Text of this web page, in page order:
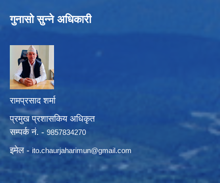
गुनासो सुन्ने अधिकारी
रामप्रसाद शर्मा
प्रमुख प्रशासकिय अधिकृत
सम्पर्क नं. - 9857834270
इमेल - ito.chaurjaharimun@gmail.com